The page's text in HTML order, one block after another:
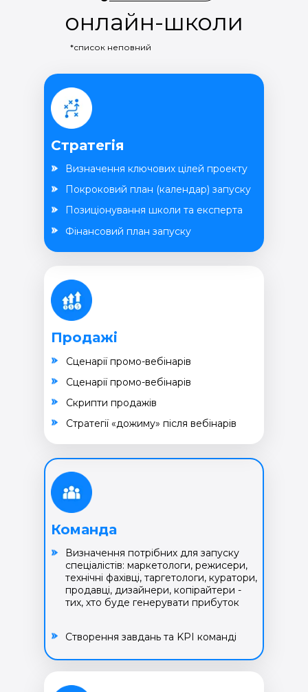
*список неповний
онлайн-школи
Команда
Визначення потрібних для запуску
спеціалістів: маркетологи, режисери,
технічні фахівці, таргетологи, куратори,
продавці, дизайнери, копірайтери -
тих, хто буде генерувати прибуток
Створення завдань та KPI команді
Стратегія
Визначення ключових цілей проекту
Позиціонування школи та експерта
Покроковий план (календар) запуску
Фінансовий план запуску
Продажі
Cценарії промо-вебінарів
Cкрипти продажів
Cценарії промо-вебінарів
Cтратегії «дожиму» після вебінарів